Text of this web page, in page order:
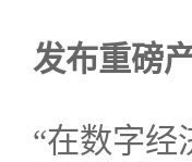
发布重磅
“在数字